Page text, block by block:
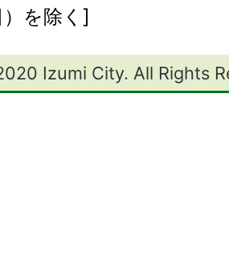
を除く]
Izumi City. All Rights